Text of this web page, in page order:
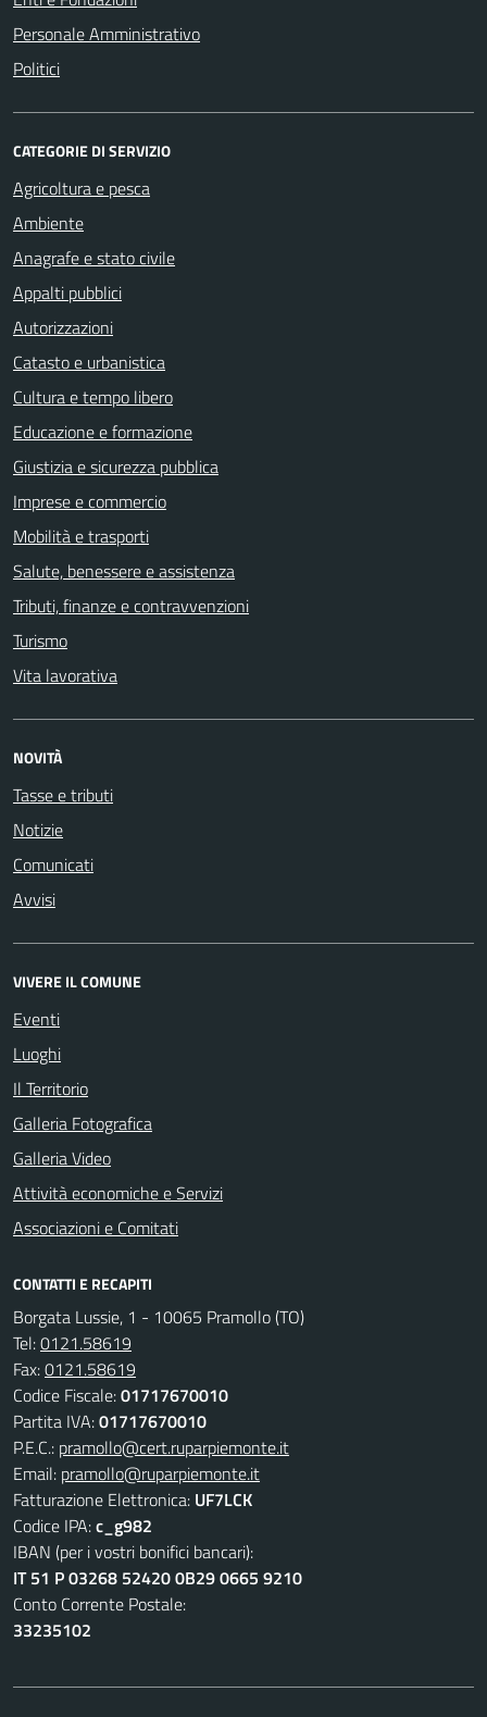
Personale Amministrativo
Politici
CATEGORIE DI SERVIZIO
Agricoltura e pesca
Ambiente
Anagrafe e stato civile
Appalti pubblici
Autorizzazioni
Catasto e urbanistica
Cultura e tempo libero
Educazione e formazione
Giustizia e sicurezza pubblica
Imprese e commercio
Mobilità e trasporti
Salute, benessere e assistenza
Tributi, finanze e contravvenzioni
Turismo
Vita lavorativa
NOVITÀ
Tasse e tributi
Notizie
Comunicati
Avvisi
VIVERE IL COMUNE
Eventi
Luoghi
Il Territorio
Galleria Fotografica
Galleria Video
Attività economiche e Servizi
Associazioni e Comitati
CONTATTI E RECAPITI
Borgata Lussie, 1 - 10065 Pramollo (TO)
Tel:0121.58619
Fax:0121.58619
Codice Fiscale:01717670010
Partita IVA:01717670010
P.E.C.: pramollo@cert.ruparpiemonte.it
Email: pramollo@ruparpiemonte.it
Fatturazione Elettronica: UF7LCK
Codice IPA:c_g982
IBAN (per i vostri bonifici bancari):
IT 51 P 03268 52420 0B29 0665 9210
Conto Corrente Postale:
33235102